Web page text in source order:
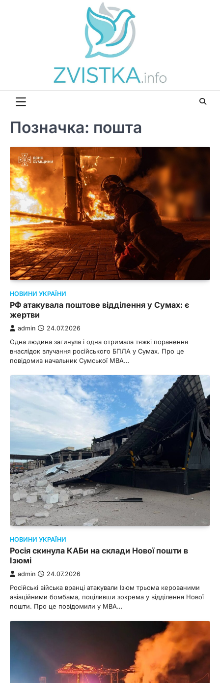
Позначка: пошта
НОВИНИ УКРАЇНИ
РФ атакувала поштове відділення у Сумах: є
жертви
admin 24.07.2026
Одна людина загинула і одна отримала тяжкі поранення
внаслідок влучання російського БПЛА у Сумах. Про це
повідомив начальник Сумської МВА…
НОВИНИ УКРАЇНИ
Росія скинула КАБи на склади Нової пошти в
Ізюмі
admin 24.07.2026
Російські війська вранці атакували Ізюм трьома керованими
авіаційними бомбама, поціливши зокрема у відділення Нової
пошти. Про це повідомили у МВА…